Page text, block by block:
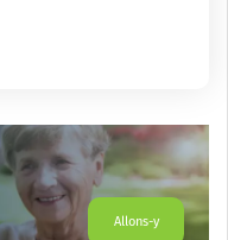
Allons-y